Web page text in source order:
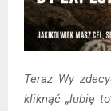
Teraz Wy
kliknąć „lubię